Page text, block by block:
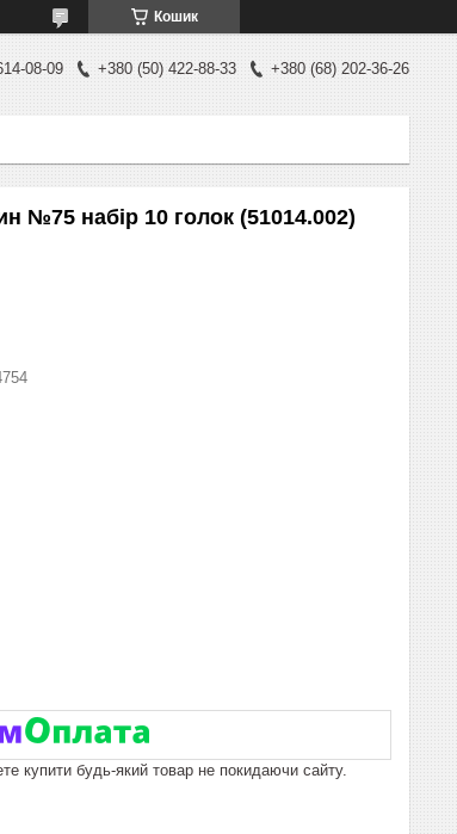
Кошик
08-09 +380 (50) 422-88-33 +380 (68) 202-36-26
№75 набір 10 голок (51014.002)
купити будь-який товар не покидаючи сайту.